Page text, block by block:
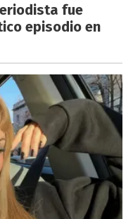
fue
episodio en